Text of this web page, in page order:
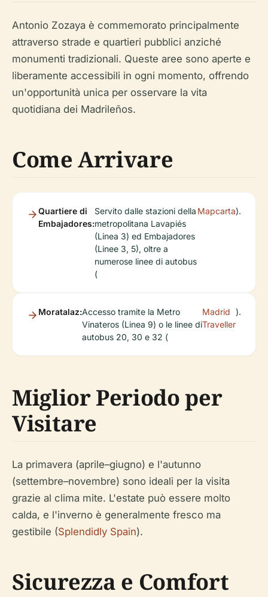
Antonio Zozaya è commemorato principalmente
attraverso strade e quartieri pubblici anziché
monumenti tradizionali. Queste aree sono aperte e
liberamente accessibili in ogni momento, offrendo
un'opportunità unica per osservare la vita
quotidiana dei Madrileños.
Come Arrivare
Quartiere di
Embajadores:
Servito dalle stazioni della
metropolitana Lavapiés
(Linea 3) ed Embajadores
(Linee 3, 5), oltre a
numerose linee di autobus
(
Mapcarta).
Moratalaz:Accesso tramite la Metro
Vinateros (Linea 9) o le linee di
autobus 20, 30 e 32 (
Madrid
Traveller
).
Miglior Periodo per
Visitare
La primavera (aprile–giugno) e l'autunno
(settembre–novembre) sono ideali per la visita
grazie al clima mite. L'estate può essere molto
calda, e l'inverno è generalmente fresco ma
gestibile (Splendidly Spain).
Sicurezza e Comfort